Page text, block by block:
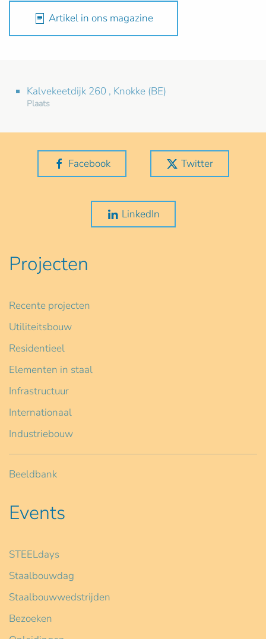
Artikel in ons magazine
Kalvekeetdijk 260 , Knokke (BE)
Plaats
Facebook Twitter
LinkedIn
Projecten
Recente projecten
Utiliteitsbouw
Residentieel
Elementen in staal
Infrastructuur
Internationaal
Industriebouw
Beeldbank
Events
STEELdays
Staalbouwdag
Staalbouwwedstrijden
Bezoeken